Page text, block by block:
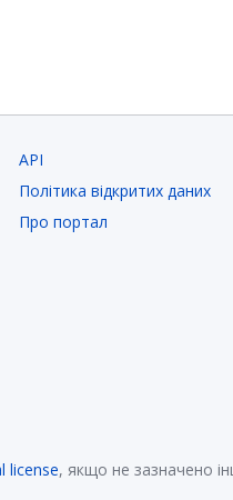
API
Політика відкритих даних
Про портал
license, якщо не зазначено